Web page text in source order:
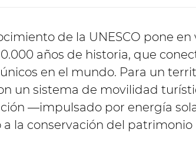
de la UNESCO pone
años de historia, que
en el mundo. Para un
un sistema de movilidad
—impulsado por energía
a la conservación del